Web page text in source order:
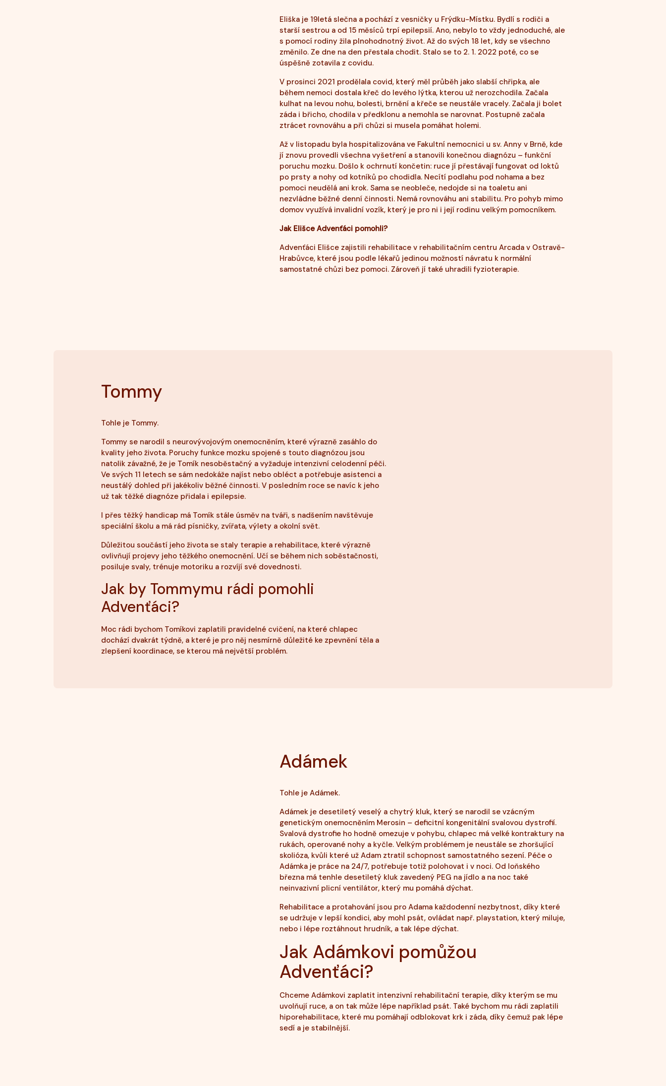
Eliška je 19letá slečna a pochází z vesničky u Frýdku-Místku. Bydlí s rodiči a
starší sestrou a od 15 měsíců trpí epilepsií. Ano, nebylo to vždy jednoduché, ale
s pomocí rodiny žila plnohodnotný život. Až do svých 18 let, kdy se všechno
změnilo. Ze dne na den přestala chodit. Stalo se to 2. 1. 2022 poté, co se
úspěšně zotavila z covidu.
V prosinci 2021 prodělala covid, který měl průběh jako slabší chřipka, ale
během nemoci dostala křeč do levého lýtka, kterou už nerozchodila. Začala
kulhat na levou nohu, bolesti, brnění a křeče se neustále vracely. Začala ji bolet
záda i břicho, chodila v předklonu a nemohla se narovnat. Postupně začala
ztrácet rovnováhu a při chůzi si musela pomáhat holemi.
Až v listopadu byla hospitalizována ve Fakultní nemocnici u sv. Anny v Brně, kde
jí znovu provedli všechna vyšetření a stanovili konečnou diagnózu – funkční
poruchu mozku. Došlo k ochrnutí končetin: ruce jí přestávají fungovat od loktů
po prsty a nohy od kotníků po chodidla. Necítí podlahu pod nohama a bez
pomoci neudělá ani krok. Sama se neobleče, nedojde si na toaletu ani
nezvládne běžné denní činnosti. Nemá rovnováhu ani stabilitu. Pro pohyb mimo
domov využívá invalidní vozík, který je pro ni i její rodinu velkým pomocníkem.
Jak Elišce Advenťáci pomohli?
Advenťáci Elišce zajistili rehabilitace v rehabilitačním centru Arcada v Ostravě-
Hrabůvce, které jsou podle lékařů jedinou možností návratu k normální
samostatné chůzi bez pomoci. Zároveň jí také uhradili fyzioterapie.
Tommy
Tohle je Tommy.
Tommy se narodil s neurovývojovým onemocněním, které výrazně zasáhlo do
kvality jeho života. Poruchy funkce mozku spojené s touto diagnózou jsou
natolik závažné, že je Tomík nesoběstačný a vyžaduje intenzivní celodenní péči.
Ve svých 11 letech se sám nedokáže najíst nebo obléct a potřebuje asistenci a
neustálý dohled při jakékoliv běžné činnosti. V posledním roce se navíc k jeho
už tak těžké diagnóze přidala i epilepsie.
I přes těžký handicap má Tomík stále úsměv na tváři, s nadšením navštěvuje
speciální školu a má rád písničky, zvířata, výlety a okolní svět.
Důležitou součástí jeho života se staly terapie a rehabilitace, které výrazně
ovlivňují projevy jeho těžkého onemocnění. Učí se během nich soběstačnosti,
posiluje svaly, trénuje motoriku a rozvíjí své dovednosti.
Jak by Tommymu rádi pomohli
Advenťáci?
Moc rádi bychom Tomíkovi zaplatili pravidelné cvičení, na které chlapec
dochází dvakrát týdně, a které je pro něj nesmírně důležité ke zpevnění těla a
zlepšení koordinace, se kterou má největší problém.
Adámek
Tohle je Adámek.
Adámek je desetiletý veselý a chytrý kluk, který se narodil se vzácným
genetickým onemocněním Merosin – deficitní kongenitální svalovou dystrofií.
Svalová dystrofie ho hodně omezuje v pohybu, chlapec má velké kontraktury na
rukách, operované nohy a kyčle. Velkým problémem je neustále se zhoršující
skolióza, kvůli které už Adam ztratil schopnost samostatného sezení. Péče o
Adámka je práce na 24/7, potřebuje totiž polohovat i v noci. Od loňského
března má tenhle desetiletý kluk zavedený PEG na jídlo a na noc také
neinvazivní plicní ventilátor, který mu pomáhá dýchat.
Rehabilitace a protahování jsou pro Adama každodenní nezbytnost, díky které
se udržuje v lepší kondici, aby mohl psát, ovládat např. playstation, který miluje,
nebo i lépe roztáhnout hrudník, a tak lépe dýchat.
Jak Adámkovi pomůžou
Advenťáci?
Chceme Adámkovi zaplatit intenzivní rehabilitační terapie, díky kterým se mu
uvolňují ruce, a on tak může lépe například psát. Také bychom mu rádi zaplatili
hiporehabilitace, které mu pomáhají odblokovat krk i záda, díky čemuž pak lépe
sedí a je stabilnější.